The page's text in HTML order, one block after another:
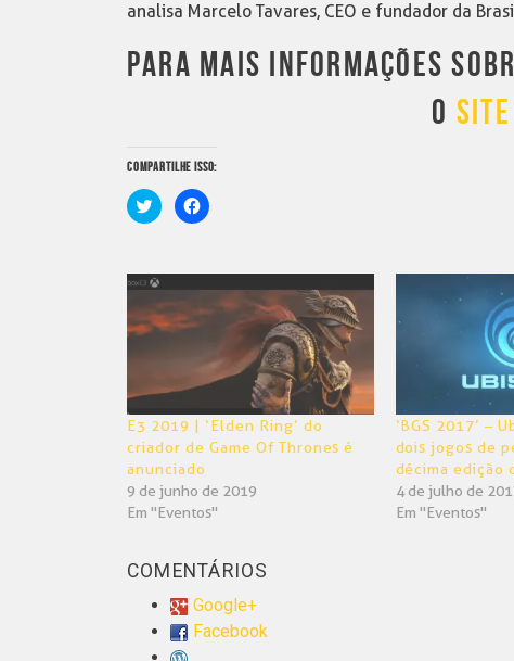
analisa Marcelo Tavares, CEO e fundador da
PARA MAIS INFORMAÇÕES
O
COMPARTILHE ISSO:
Clique
para
em
nova
janela)
Clique
para
em
nova
janela)
E3 2019 | ‘Elden Ring’ do
criador de Game Of Thrones é
anunciado
9 de junho de 2019
Em "Eventos"
‘BGS 2017’ –
dois jogos de
décima edição
4 de julho de
Em "Eventos"
COMENTÁRIOS
Google+
Facebook